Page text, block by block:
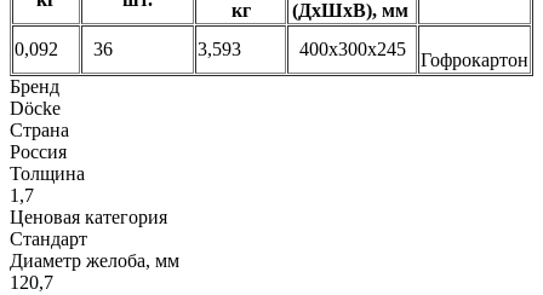
кг
(ДхШхВ), мм
0,092 36 3,593 400х300х245
Гофрокартон
Бренд
Döcke
Страна
Россия
Толщина
1,7
Ценовая категория
Стандарт
Диаметр желоба, мм
120,7